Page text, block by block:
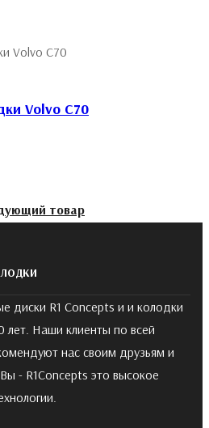
Volvo C70
товар
диски R1 Concepts и и колодки
Наши клиенты по всей
нас своим друзьям и
- R1Concepts это высокое